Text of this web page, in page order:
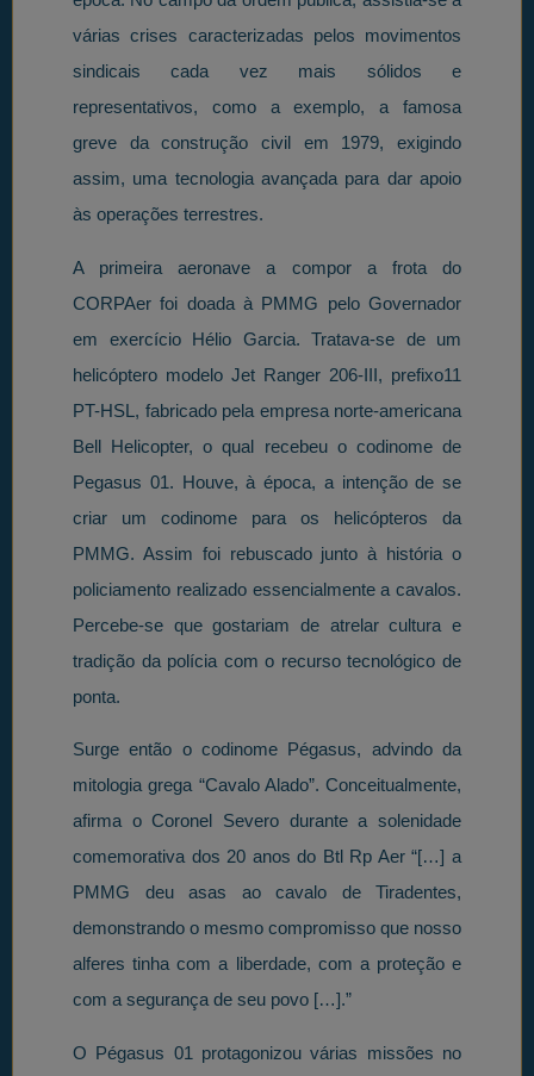
várias crises caracterizadas pelos movimentos
sindicais cada vez mais sólidos e
representativos, como a exemplo, a famosa
greve da construção civil em 1979, exigindo
assim, uma tecnologia avançada para dar apoio
às operações terrestres.
A primeira aeronave a compor a frota do
CORPAer foi doada à PMMG pelo Governador
em exercício Hélio Garcia. Tratava-se de um
helicóptero modelo Jet Ranger 206-III, prefixo11
PT-HSL, fabricado pela empresa norte-americana
Bell Helicopter, o qual recebeu o codinome de
Pegasus 01. Houve, à época, a intenção de se
criar um codinome para os helicópteros da
PMMG. Assim foi rebuscado junto à história o
policiamento realizado essencialmente a cavalos.
Percebe-se que gostariam de atrelar cultura e
tradição da polícia com o recurso tecnológico de
ponta.
Surge então o codinome Pégasus, advindo da
mitologia grega “Cavalo Alado”. Conceitualmente,
afirma o Coronel Severo durante a solenidade
comemorativa dos 20 anos do Btl Rp Aer “[…] a
PMMG deu asas ao cavalo de Tiradentes,
demonstrando o mesmo compromisso que nosso
alferes tinha com a liberdade, com a proteção e
com a segurança de seu povo […].”
O Pégasus 01 protagonizou várias missões no